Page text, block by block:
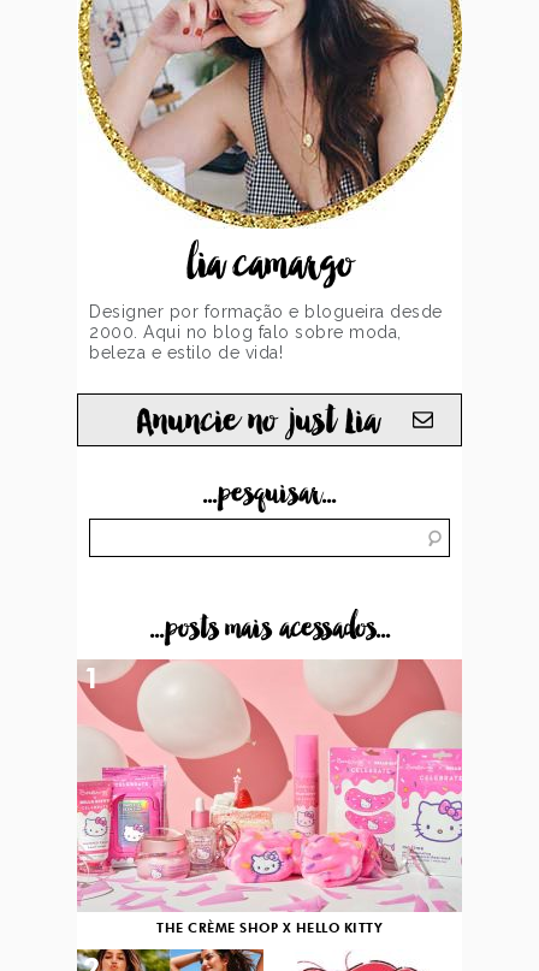
lia camargo
Designer por formação e blogueira desde
2000. Aqui no blog falo sobre moda,
beleza e estilo de vida!
Anuncie no just Lia
...pesquisar...
...posts mais acessados...
THE CRÈME SHOP X HELLO KITTY
1